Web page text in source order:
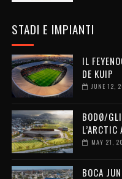
STADI E IMPIANTI
IL
DE KUIP
JUNE 12,
BODØ/
L’ARCTIC
MAY 21,
BOCA